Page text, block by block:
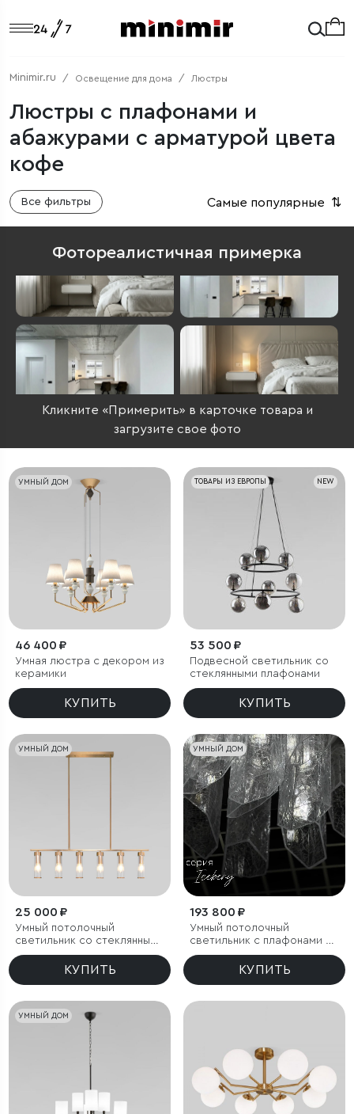
Minimir.ru Освещение для дома Люстры
Люстры с плафонами и
абажурами с арматурой цвета
кофе
Все фильтры Самые популярные ⇅
Фотореалистичная примерка
Кликните «Примерить» в карточке товара и
загрузите свое фото
УМНЫЙ ДОМ
46 400 ₽
Умная люстра с декором из
керамики
КУПИТЬ
NEW
ТОВАРЫ ИЗ ЕВРОПЫ
53 500 ₽
Подвесной светильник со
стеклянными плафонами
КУПИТЬ
УМНЫЙ ДОМ
25 000 ₽
Умный потолочный
светильник со стеклянными
плафонами
КУПИТЬ
УМНЫЙ ДОМ
193 800 ₽
Умный потолочный
светильник с плафонами из
фактурного стекла
КУПИТЬ
УМНЫЙ ДОМ